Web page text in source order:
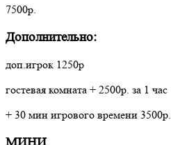
7500р.
Дополнительно:
доп.игрок 1250р
гостевая комната + 2500р. за 1 час
+ 30 мин игрового времени 3500р.